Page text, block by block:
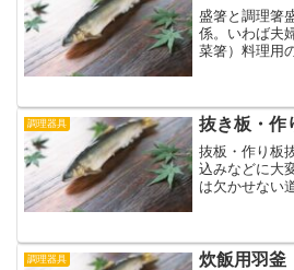
盛箸と調理箸
係。いわば夫
菜箸）料理用
ナってのは「
調理器具 抜き板・作
抜板・作り板
込みなどに大
は欠かせない
板」の名があ
調理器具 炊飯用羽釜